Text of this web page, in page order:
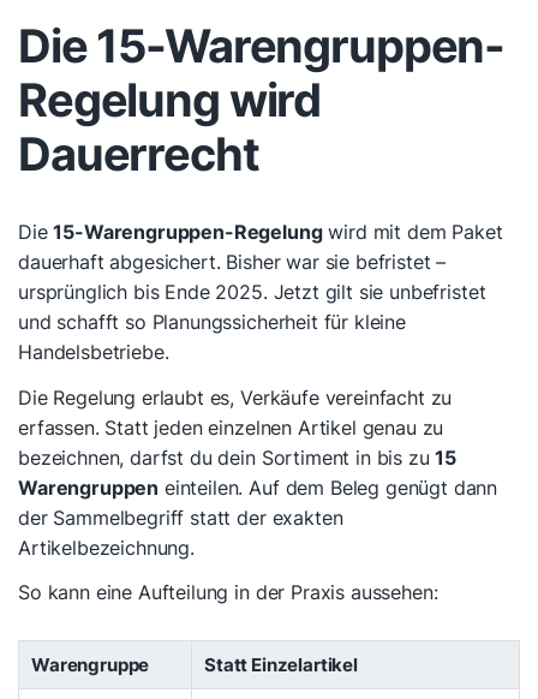
Die 15-Warengruppen-
Regelung wird
Dauerrecht
Die15-Warengruppen-Regelungwird mit dem Paket
dauerhaft abgesichert. Bisher war sie befristet –
ursprünglich bis Ende 2025. Jetzt gilt sie unbefristet
und schafft so Planungssicherheit für kleine
Handelsbetriebe.
Die Regelung erlaubt es, Verkäufe vereinfacht zu
erfassen. Statt jeden einzelnen Artikel genau zu
bezeichnen, darfst du dein Sortiment in bis zu15
Warengruppen einteilen. Auf dem Beleg genügt dann
der Sammelbegriff statt der exakten
Artikelbezeichnung.
So kann eine Aufteilung in der Praxis aussehen:
Warengruppe
Statt Einzelartikel